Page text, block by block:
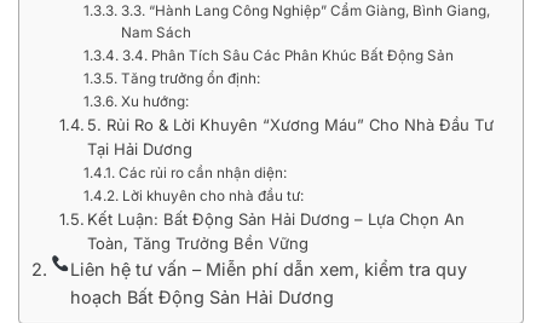
3.3. “Hành Lang Công Nghiệp” Cẩm Giàng, Bình Giang,
Nam Sách
3.4. Phân Tích Sâu Các Phân Khúc Bất Động Sản
Tăng trưởng ổn định:
Xu hướng:
5. Rủi Ro & Lời Khuyên “Xương Máu” Cho Nhà Đầu Tư
Tại Hải Dương
Các rủi ro cần nhận diện:
Lời khuyên cho nhà đầu tư:
Kết Luận: Bất Động Sản Hải Dương – Lựa Chọn An
Toàn, Tăng Trưởng Bền Vững
Liên hệ tư vấn – Miễn phí dẫn xem, kiểm tra quy
hoạch Bất Động Sản Hải Dương